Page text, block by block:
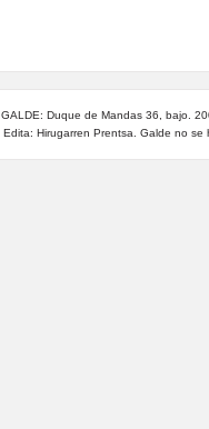
GALDE: Duque de Mandas 36, bajo.
Edita: Hirugarren Prentsa. Galde no